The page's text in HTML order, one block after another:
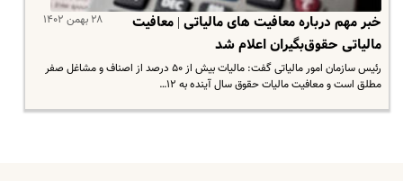
۲۸ بهمن ۱۴۰۲
خبر مهم درباره معافیت های مالیاتی | معافیت
مالیاتی حقوق‌بگیران اعلام شد
رئیس سازمان امور مالیاتی گفت: مالیات بیش از ۵۰ درصد از اصناف و مشاغل صفر
مطلق است و معافیت مالیات حقوق سال آینده به ۱۲…